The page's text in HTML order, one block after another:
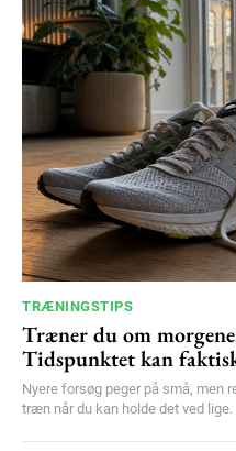
TRÆNINGSTIPS
Træner du om
Tidspunktet kan
Nyere forsøg peger på små, men
træn når du kan holde det ved lige.